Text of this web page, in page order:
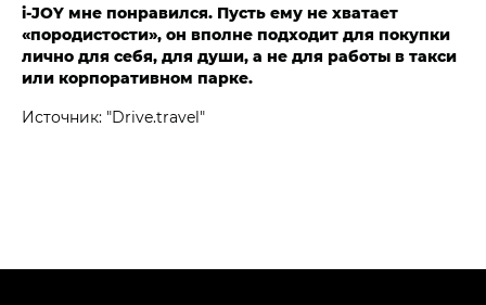
i‑JOY мне понравился. Пусть ему не хватает
«породистости», он вполне подходит для покупки
лично для себя, для души, а не для работы в такси
или корпоративном парке.
Источник: "Drive.travel"